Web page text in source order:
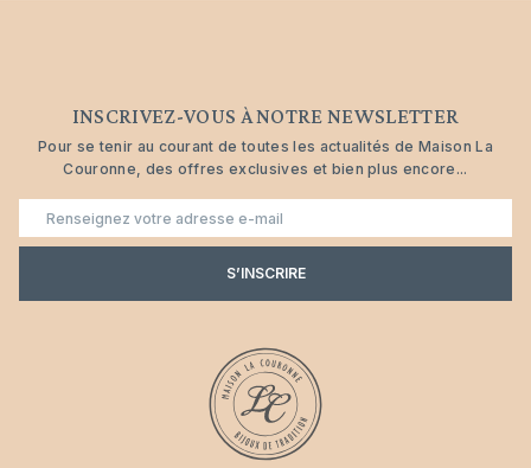
INSCRIVEZ-VOUS À NOTRE NEWSLETTER
Pour se tenir au courant de toutes les actualités de Maison La
Couronne, des offres exclusives et bien plus encore...
E-
S’INSCRIRE